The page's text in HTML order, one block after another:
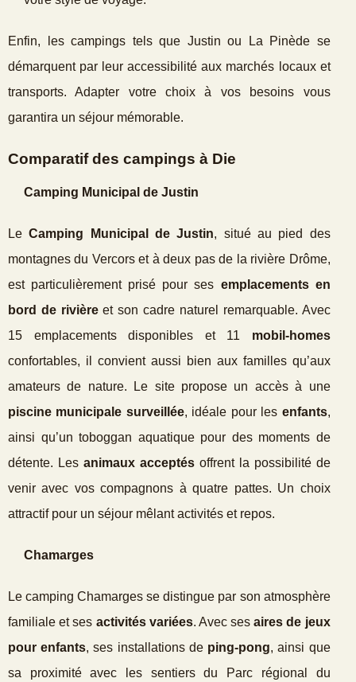
Enfin, les campings tels que Justin ou La Pinède se
démarquent par leur accessibilité aux marchés locaux et
transports. Adapter votre choix à vos besoins vous
garantira un séjour mémorable.
Comparatif des campings à Die
Camping Municipal de Justin
LeCamping Municipal de Justin, situé au pied des
montagnes du Vercors et à deux pas de la rivière Drôme,
est particulièrement prisé pour ses emplacements en
bord de rivièreet son cadre naturel remarquable. Avec
15 emplacements disponibles et 11 mobil-homes
confortables, il convient aussi bien aux familles qu’aux
amateurs de nature. Le site propose un accès à une
piscine municipale surveillée, idéale pour les enfants,
ainsi qu’un toboggan aquatique pour des moments de
détente. Les animaux acceptésoffrent la possibilité de
venir avec vos compagnons à quatre pattes. Un choix
attractif pour un séjour mêlant activités et repos.
Chamarges
Le camping Chamarges se distingue par son atmosphère
familiale et ses activités variées. Avec sesaires de jeux
pour enfants, ses installations de ping-pong, ainsi que
sa proximité avec les sentiers du Parc régional du